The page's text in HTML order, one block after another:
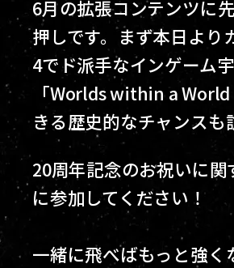
6月の拡張コンテンツに
押しです。まず本日より
4でド派手なインゲーム
「Worlds within a
きる歴史的なチャンスも
20周年記念のお祝いに
に参加してください！
一緒に飛べばもっと強く